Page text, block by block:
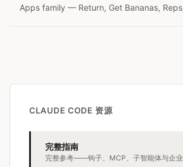
Apps family — Return, Get Bananas,
CLAUDE CODE 资源
完整指南
完整参考——钩子、MCP、子智能体与企